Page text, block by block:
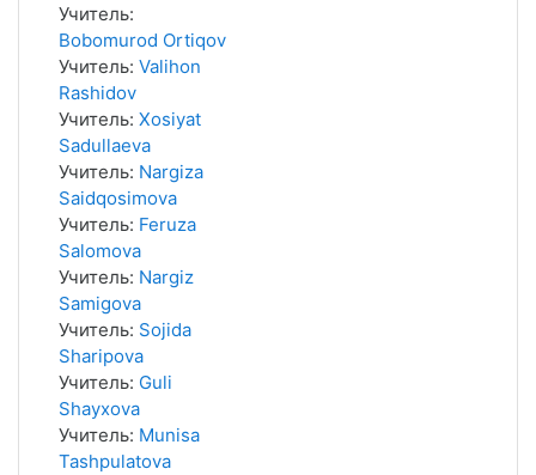
Учитель:
Bobomurod Ortiqov
Учитель: Valihon
Rashidov
Учитель: Xosiyat
Sadullaeva
Учитель: Nargiza
Saidqosimova
Учитель: Feruza
Salomova
Учитель: Nargiz
Samigova
Учитель: Sojida
Sharipova
Учитель: Guli
Shayxova
Учитель: Munisa
Tashpulatova